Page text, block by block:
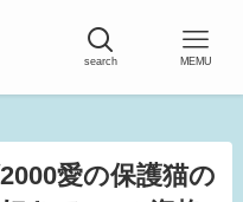
search MEMU
愛の保護猫の